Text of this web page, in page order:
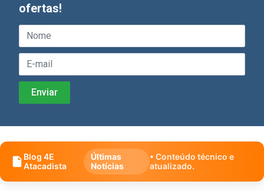
ofertas!
Blog 4E
Atacadista
Últimas
Notícias
• Conteúdo técnico e
atualizado.